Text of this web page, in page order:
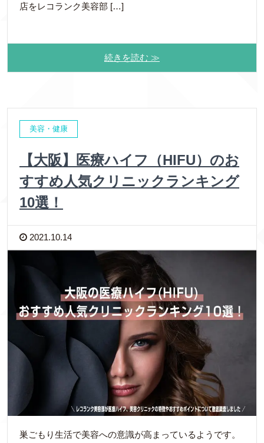
店をレコランク美容部 […]
続きを読む ≫
美容・健康
【大阪】医療ハイフ（HIFU）のお
すすめ人気クリニックランキング
10選！
2021.10.14
巣ごもり生活で美容への意識が高まっているようです。